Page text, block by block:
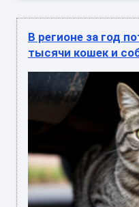
В регионе за год
тысячи кошек и